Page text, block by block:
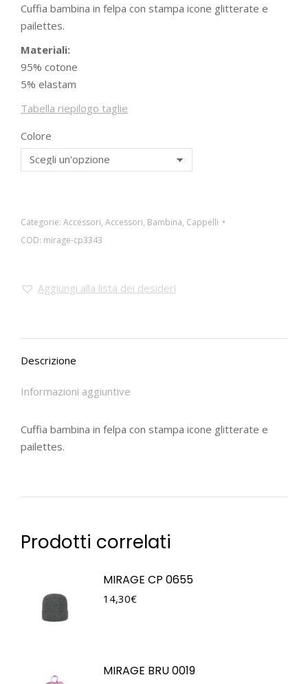
Cuffia bambina in felpa con stampa icone glitterate e
pailettes.
Materiali:
95% cotone
5% elastam
Tabella riepilogo taglie
Colore
Categorie: Accessori, Accessori, Bambina, Cappelli
COD: mirage-cp3343
Aggiungi alla lista dei desideri
Descrizione
Informazioni aggiuntive
Cuffia bambina in felpa con stampa icone glitterate e
pailettes.
Prodotti correlati
MIRAGE CP 0655
14,30€
MIRAGE BRU 0019